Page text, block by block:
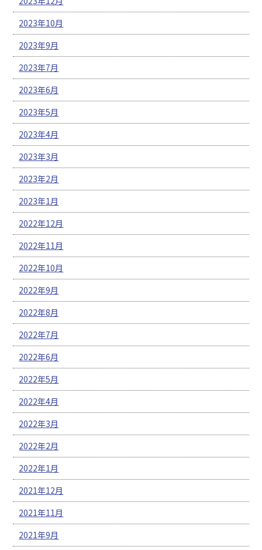
2023年10月
2023年9月
2023年7月
2023年6月
2023年5月
2023年4月
2023年3月
2023年2月
2023年1月
2022年12月
2022年11月
2022年10月
2022年9月
2022年8月
2022年7月
2022年6月
2022年5月
2022年4月
2022年3月
2022年2月
2022年1月
2021年12月
2021年11月
2021年9月